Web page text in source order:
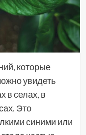
которые
увидеть
в селах, в
Это
синими или